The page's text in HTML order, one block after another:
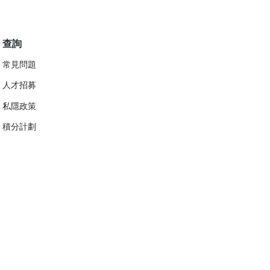
查詢
常見問題
人才招募
私隱政策
​積分計劃